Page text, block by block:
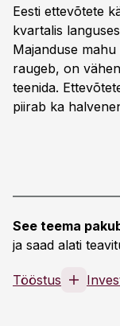
Eesti ettevõtete
kvartalis
Majanduse
raugeb, on
teenida.
piirab ka
See teema
ja saad alati
Tööstus